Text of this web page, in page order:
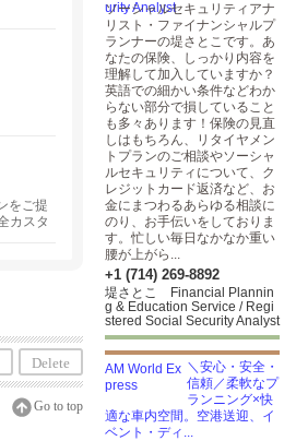
をご提
カスタ
Delete
Go to top
ソーシャルセキュリティアナ
リスト・ファイナンシャルプ
ランナーの堤さとこです。あ
なたの保険、しっかり内容を
理解して加入していますか？
英語での細かい条件などわか
らない部分で損していること
も多々あります！保険の見直
しはもちろん、リタイヤメン
トプランのご相談やソーシャ
ルセキュリティについて、ク
レジットカード返済など、お
金にまつわるあらゆる相談に
のり、お手伝いをしておりま
す。忙しい毎日なかなか重い
腰が上がら...
+1 (714) 269-8892
堤さとこ Financial Plannin
g & Education Service / Regi
stered Social Security Analyst
＼安心・安全・
信頼／柔軟なプ
ランニング×快
適な車内空間。空港送迎、イ
ベント・ディ...